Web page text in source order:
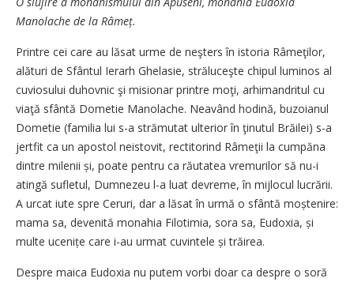
Manolache de la Râmeț.
Printre cei care au lăsat urme de neşters în istoria Râmeţilor,
alături de Sfântul Ierarh Ghelasie, străluceşte chipul luminos al
cuviosului duhovnic şi misionar printre moţi, arhimandritul cu
viaţă sfântă Dometie Manolache. Neavând hodină, buzoianul
Dometie (familia lui s-a strămutat ulterior în ţinutul Brăilei) s-a
jertfit ca un apostol neistovit, rectitorind Râmeţii la cumpăna
dintre milenii și, poate pentru ca răutatea vremurilor să nu-i
atingă sufletul, Dumnezeu l-a luat devreme, în mijlocul lucrării.
A urcat iute spre Ceruri, dar a lăsat în urmă o sfântă moș­te­nire:
mama sa, devenită monahia Filotimia, sora sa, Eudoxia, și
multe ucenițe care i-au urmat cuvintele și trăirea.
Despre maica Eudoxia nu putem vorbi doar ca despre o soră